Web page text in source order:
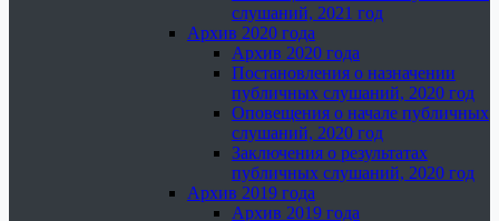
слушаний, 2021 год
Архив 2020 года
Архив 2020 года
Постановления о назначении
публичных слушаний, 2020 год
Оповещения о начале публичных
слушаний, 2020 год
Заключения о результатах
публичных слушаний, 2020 год
Архив 2019 года
Архив 2019 года